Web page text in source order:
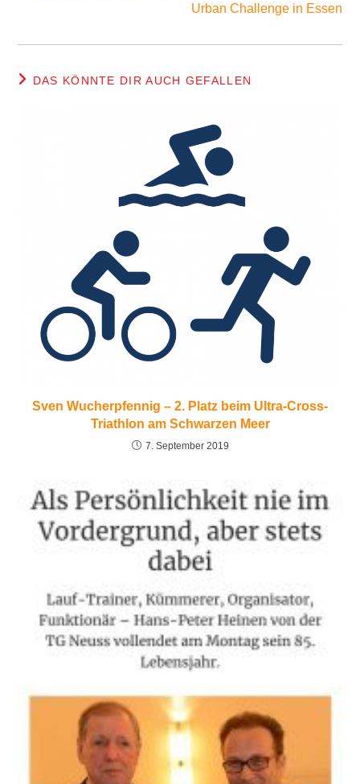
Urban Challenge in Essen
DAS KÖNNTE DIR AUCH GEFALLEN
Sven Wucherpfennig – 2. Platz beim Ultra-Cross-
Triathlon am Schwarzen Meer
7. September 2019